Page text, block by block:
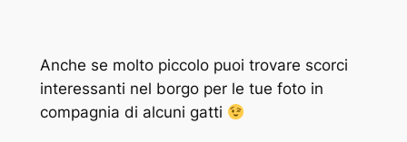
Anche se molto piccolo puoi trovare scorci
interessanti nel borgo per le tue foto in
compagnia di alcuni gatti